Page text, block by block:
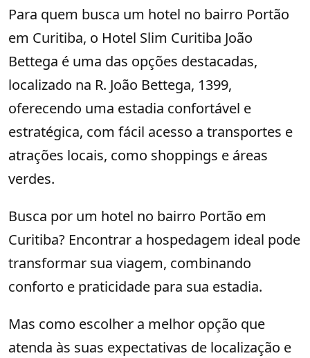
Para quem busca um hotel no bairro Portão
em Curitiba, o Hotel Slim Curitiba João
Bettega é uma das opções destacadas,
localizado na R. João Bettega, 1399,
oferecendo uma estadia confortável e
estratégica, com fácil acesso a transportes e
atrações locais, como shoppings e áreas
verdes.
Busca por um hotel no bairro Portão em
Curitiba? Encontrar a hospedagem ideal pode
transformar sua viagem, combinando
conforto e praticidade para sua estadia.
Mas como escolher a melhor opção que
atenda às suas expectativas de localização e